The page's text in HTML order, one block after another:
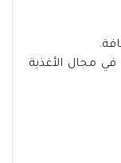
مجال الأغذية